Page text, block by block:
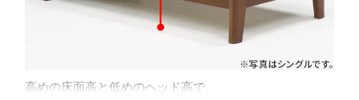
高めの床面高と低めのヘッド高で、